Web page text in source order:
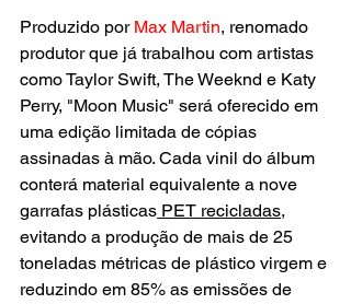
Produzido por Max Martin, renomado
produtor que já trabalhou com artistas
como Taylor Swift, The Weeknd e Katy
Perry, "Moon Music" será oferecido em
uma edição limitada de cópias
assinadas à mão. Cada vinil do álbum
conterá material equivalente a nove
garrafas plásticas PET recicladas,
evitando a produção de mais de 25
toneladas métricas de plástico virgem e
reduzindo em 85% as emissões de